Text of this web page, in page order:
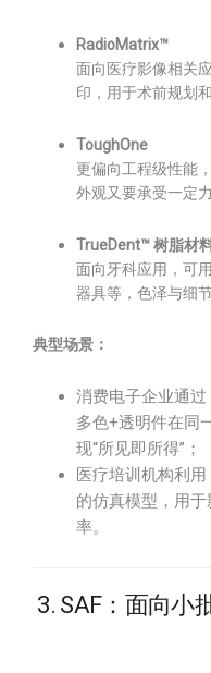
RadioMatrix™
面向医疗影像相关
印，用于术前规划
ToughOne
更偏向工程级性能
外观又要承受一定
TrueDent™ 树脂材
面向牙科应用，可
器具等，色泽与细
典型场景：
消费电子企业通
多色+透明件在同
现“所见即所得”；
医疗培训机构利
的仿真模型，用
率。
3. SAF：面向小